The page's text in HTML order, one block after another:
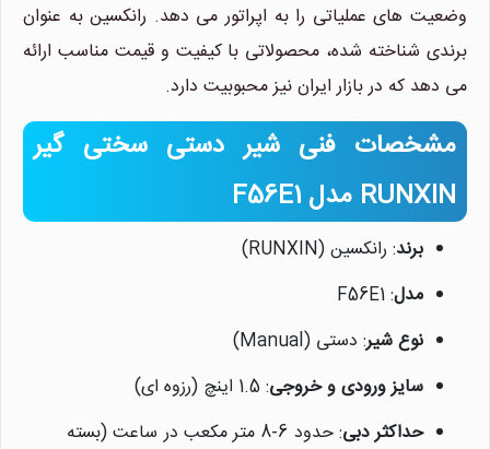
وضعیت های عملیاتی را به اپراتور می دهد. رانکسین به عنوان
برندی شناخته شده، محصولاتی با کیفیت و قیمت مناسب ارائه
می دهد که در بازار ایران نیز محبوبیت دارد.
مشخصات فنی شیر دستی سختی گیر
RUNXIN مدل F56E1
برند: رانکسین (RUNXIN)
مدل: F56E1
نوع شیر: دستی (Manual)
سایز ورودی و خروجی: 1.5 اینچ (رزوه ای)
حداکثر دبی
: حدود 6-8 متر مکعب در ساعت (بسته